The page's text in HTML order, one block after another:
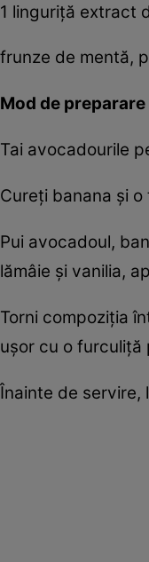
1 linguriță extract
frunze de mentă,
Mod de preparare
Tai avocadourile
Cureți banana și
Pui avocadoul,
lămâie și vanilia,
Torni compoziția
ușor cu o
Înainte de servire,